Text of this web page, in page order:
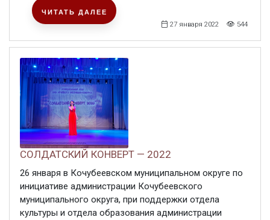
27 января 2022 544
ЧИТАТЬ ДАЛЕЕ
СОЛДАТСКИЙ КОНВЕРТ — 2022
26 января в Кочубеевском муниципальном округе по
инициативе администрации Кочубеевского
муниципального округа, при поддержки отдела
культуры и отдела образования администрации